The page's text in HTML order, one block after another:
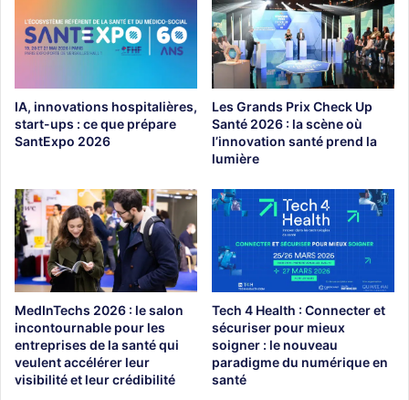
IA, innovations hospitalières,
start-ups : ce que prépare
SantExpo 2026
Les Grands Prix Check Up
Santé 2026 : la scène où
l’innovation santé prend la
lumière
MedInTechs 2026 : le salon
incontournable pour les
entreprises de la santé qui
veulent accélérer leur
visibilité et leur crédibilité
Tech 4 Health : Connecter et
sécuriser pour mieux
soigner : le nouveau
paradigme du numérique en
santé